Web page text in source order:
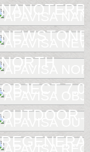
NEWSTONE
NORTH
OBJECT 7.0
OUTDOOR